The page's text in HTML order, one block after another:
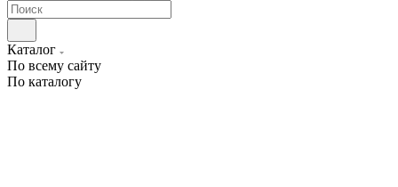
Каталог
По всему сайту
По каталогу